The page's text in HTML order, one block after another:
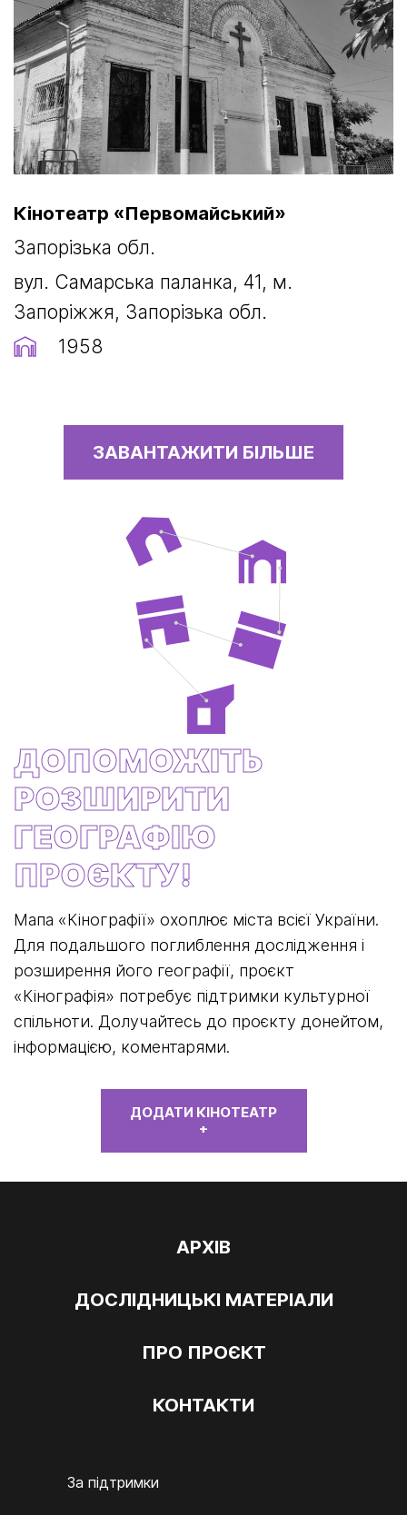
Кінотеатр «Первомайський»
Запорізька обл.
вул. Самарська паланка, 41, м.
Запоріжжя, Запорізька обл.
1958
ЗАВАНТАЖИТИ БІЛЬШЕ
ДОПОМОЖІТЬ
РОЗШИРИТИ
ГЕОГРАФІЮ
ПРОЄКТУ!
Мапа «Кінографії» охоплює міста всієї України.
Для подальшого поглиблення дослідження і
розширення його географії, проєкт
«Кінографія» потребує підтримки культурної
спільноти. Долучайтесь до проєкту донейтом,
інформацією, коментарями.
ДОДАТИ КІНОТЕАТР
+
АРХІВ
ДОСЛІДНИЦЬКІ МАТЕРІАЛИ
ПРО ПРОЄКТ
КОНТАКТИ
За підтримки